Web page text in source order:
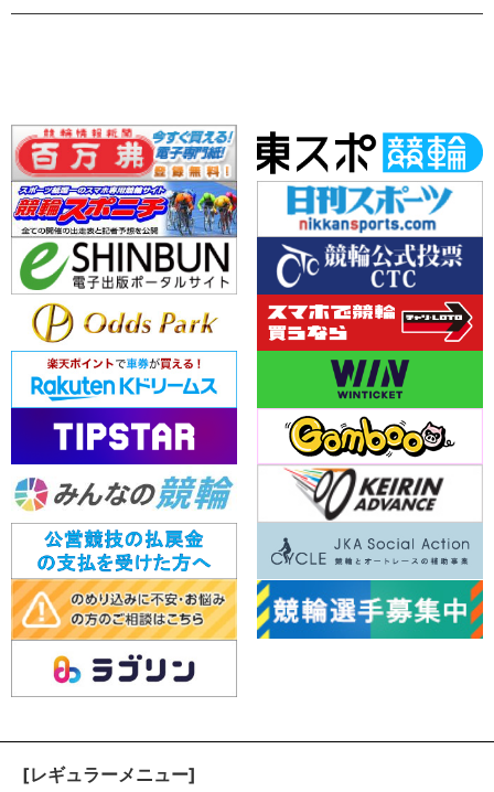
[レギュラーメニュー]